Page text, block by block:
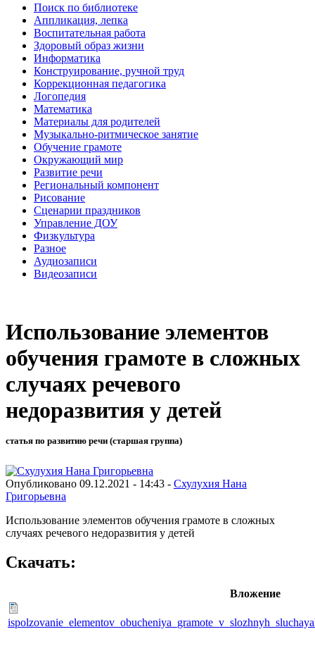
Поиск по библиотеке
Аппликация, лепка
Воспитательная работа
Здоровый образ жизни
Информатика
Конструирование, ручной труд
Коррекционная педагогика
Логопедия
Математика
Материалы для родителей
Музыкально-ритмическое занятие
Обучение грамоте
Окружающий мир
Развитие речи
Региональный компонент
Рисование
Сценарии праздников
Управление ДОУ
Физкультура
Разное
Аудиозаписи
Видеозаписи
Использование элементов
обучения грамоте в сложных
случаях речевого
недоразвития у детей
статья по развитию речи (старшая группа)
Опубликовано 09.12.2021 - 14:43 - Схулухия Нана
Григорьевна
Использование элементов обучения грамоте в сложных
случаях речевого недоразвития у детей
Скачать:
Вложение